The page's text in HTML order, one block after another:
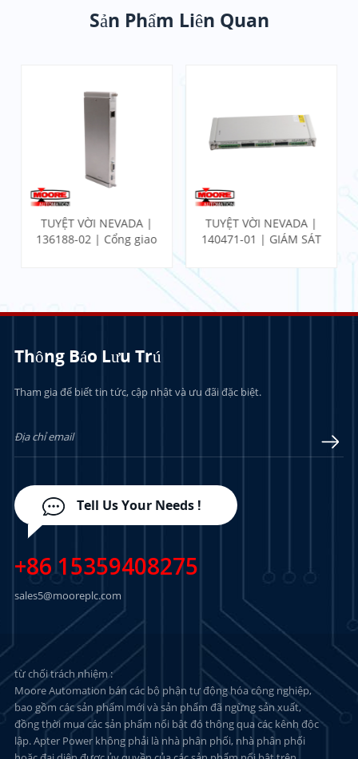
Sản Phẩm Liên Quan
TUYỆT VỜI NEVADA |
136188-02 | Cổng giao
TUYỆT VỜI NEVADA |
140471-01 | GIÁM SÁT
PROXIMITOR W/ KẾT
Thông Báo Lưu Trú
Tham gia để biết tin tức, cập nhật và ưu đãi đặc biệt.
Tell Us Your Needs !
+86 15359408275
sales5@mooreplc.com
từ chối trách nhiệm :
Moore Automation bán các bộ phận tự động hóa công nghiệp,
bao gồm các sản phẩm mới và sản phẩm đã ngừng sản xuất,
đồng thời mua các sản phẩm nổi bật đó thông qua các kênh độc
lập. Apter Power không phải là nhà phân phối, nhà phân phối